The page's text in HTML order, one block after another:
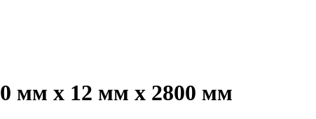
мм х 12 мм х 2800 мм